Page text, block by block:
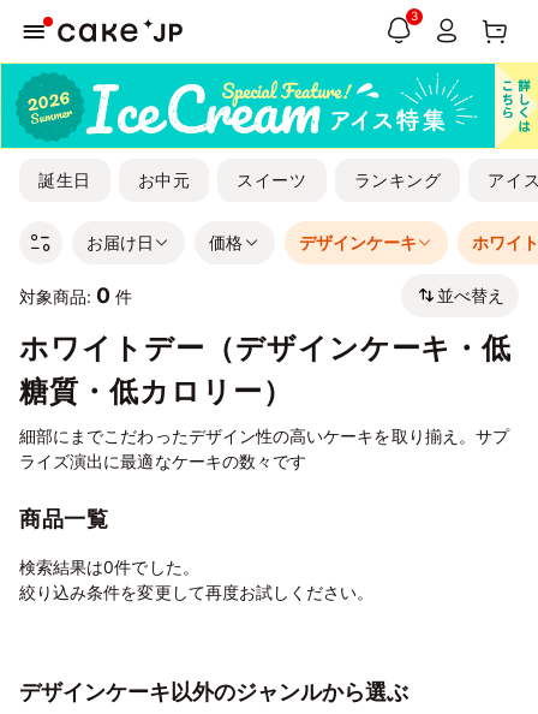
3
誕生日 お中元 スイーツ ランキング アイ
お届け日 価格 デザインケーキ ホワイ
対象商品: 0 件 並べ替え
ホワイトデー（デザインケーキ・低
糖質・低カロリー）
細部にまでこだわったデザイン性の高いケーキを取り揃え。サプ
ライズ演出に最適なケーキの数々です
商品一覧
検索結果は0件でした。
絞り込み条件を変更して再度お試しください。
デザインケーキ以外のジャンルから選ぶ